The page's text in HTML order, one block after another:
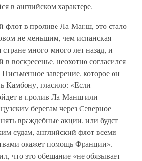
в английском характере.
флот в проливе Ла-Манш, это стало
не меньшим, чем испанская
много-много лет назад, и
в воскресенье, неохотно согласился
Письменное заверение, которое он
Камбону, гласило: «Если
в пролив Ла-Манш или
берегам через Северное
враждебные акции, или будет
судам, английский флот всеми
окажет помощь Франции».
что это обещание «не обязывает